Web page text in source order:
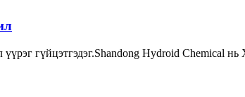
гүйцэтгэдэг.Shandong Hydroid Chemical